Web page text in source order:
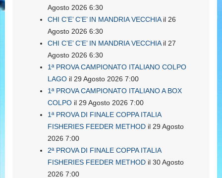
Agosto 2026 6:30
CHI C’E’ C’E’ IN MANDRIA VECCHIAil 26
Agosto 2026 6:30
CHI C’E’ C’E’ IN MANDRIA VECCHIAil 27
Agosto 2026 6:30
1ª PROVA CAMPIONATO ITALIANO COLPO
LAGO il 29 Agosto 2026 7:00
1ª PROVA CAMPIONATO ITALIANO A BOX
COLPO il 29 Agosto 2026 7:00
1ª PROVA DI FINALE COPPA ITALIA
FISHERIES FEEDER METHOD il 29 Agosto
2026 7:00
2ª PROVA DI FINALE COPPA ITALIA
FISHERIES FEEDER METHOD il 30 Agosto
2026 7:00